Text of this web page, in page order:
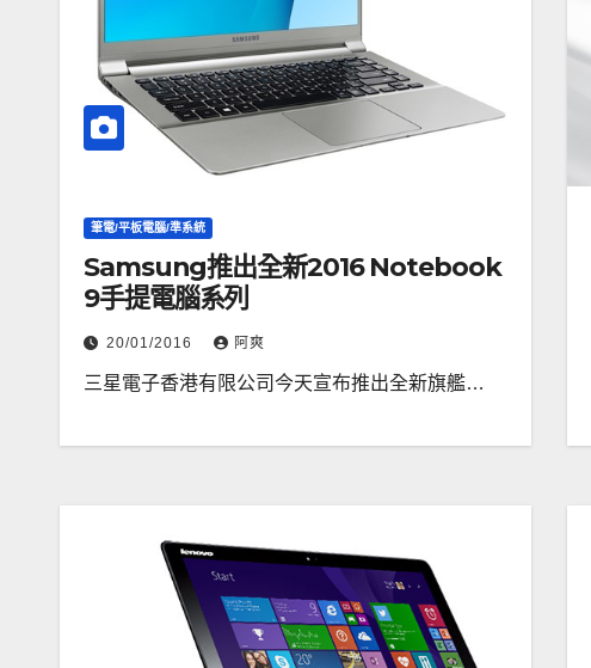
筆電/平板電腦/準系統
Samsung推出全新2016 Notebook
9手提電腦系列
20/01/2016 阿爽
三星電子香港有限公司今天宣布推出全新旗艦…